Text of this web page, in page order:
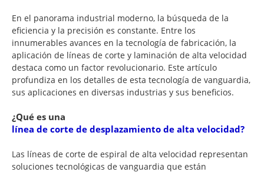
En el panorama industrial moderno, la búsqueda de la
eficiencia y la precisión es constante. Entre los
innumerables avances en la tecnología de fabricación, la
aplicación de líneas de corte y laminación de alta velocidad
destaca como un factor revolucionario. Este artículo
profundiza en los detalles de esta tecnología de vanguardia,
sus aplicaciones en diversas industrias y sus beneficios.
¿Qué es una
línea de corte de desplazamiento de alta velocidad?
Las líneas de corte de espiral de alta velocidad representan
soluciones tecnológicas de vanguardia que están